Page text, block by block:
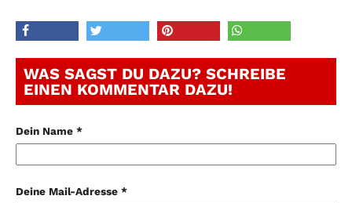
WAS SAGST DU DAZU? SCHREIBE
EINEN KOMMENTAR DAZU!
Dein Name *
Deine Mail-Adresse *